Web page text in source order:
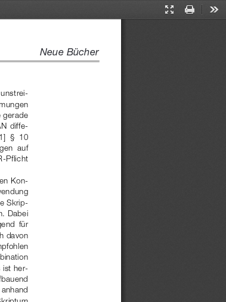
Presentation
Print
Neue Bücher
gerade
diffe-
§  10
auf
Pflicht
Kon-
Skrip-
Dabei
für
davon
ist her-